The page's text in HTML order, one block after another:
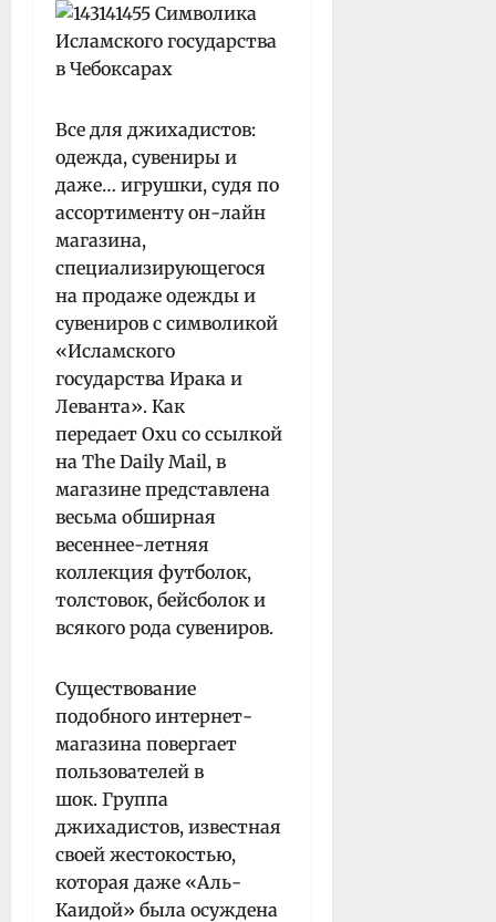
Все для джихадистов:
одежда, сувениры и
даже… игрушки, судя по
ассортименту он-лайн
магазина,
специализирующегося
на продаже одежды и
сувениров с символикой
«Исламского
государства Ирака и
Леванта». Как
передает Oxu cо ссылкой
на The Daily Mail, в
магазине представлена
весьма обширная
весеннее-летняя
коллекция футболок,
толстовок, бейсболок и
всякого рода сувениров.
Существование
подобного интернет-
магазина повергает
пользователей в
шок. Группа
джихадистов, известная
своей жестокостью,
которая даже «Аль-
Каидой» была осуждена